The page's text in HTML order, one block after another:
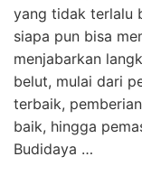
yang tidak terlalu
siapa pun bisa
menjabarkan
belut, mulai dari
terbaik,
baik, hingga
Budidaya …